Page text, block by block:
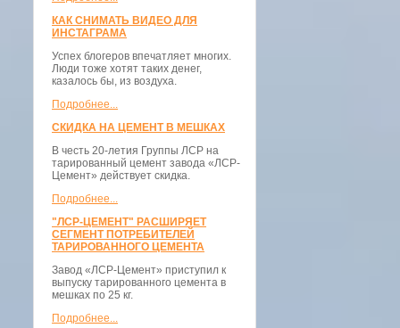
КАК СНИМАТЬ ВИДЕО ДЛЯ
ИНСТАГРАМА
Успех блогеров впечатляет многих.
Люди тоже хотят таких денег,
казалось бы, из воздуха.
Подробнее...
СКИДКА НА ЦЕМЕНТ В МЕШКАХ
В честь 20-летия Группы ЛСР на
тарированный цемент завода «ЛСР-
Цемент» действует скидка.
Подробнее...
"ЛСР-ЦЕМЕНТ" РАСШИРЯЕТ
СЕГМЕНТ ПОТРЕБИТЕЛЕЙ
ТАРИРОВАННОГО ЦЕМЕНТА
Завод «ЛСР-Цемент» приступил к
выпуску тарированного цемента в
мешках по 25 кг.
Подробнее...